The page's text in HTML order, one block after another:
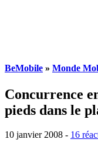
BeMobile » Monde
Concurrence
pieds dans le
10 janvier 2008 - 16